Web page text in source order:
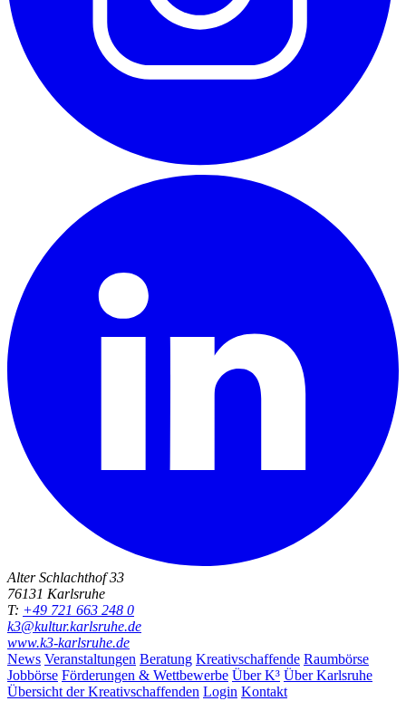
Alter Schlachthof 33
76131 Karlsruhe
T: +49 721 663 248 0
k3@kultur.karlsruhe.de
www.k3-karlsruhe.de
News Veranstaltungen Beratung Kreativschaffende Raumbörse
Jobbörse Förderungen & Wettbewerbe Über K³ Über Karlsruhe
Übersicht der Kreativschaffenden Login Kontakt